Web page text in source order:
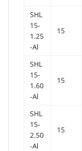
SHL
15-
1.25
-AⅠ
15
SHL
15-
1.60
-AⅠ
15
SHL
15-
2.50
-AⅠ
15